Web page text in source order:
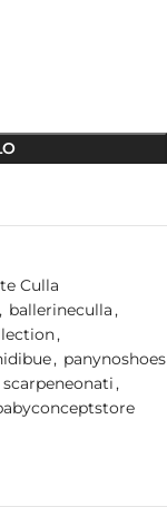
Culla
, ballerineculla,
,
, panynoshoes
scarpeneonati,